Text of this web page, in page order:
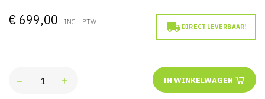
€ 699,00 INCL. BTW  DIRECT LEVERBAAR!
IN WINKELWAGEN